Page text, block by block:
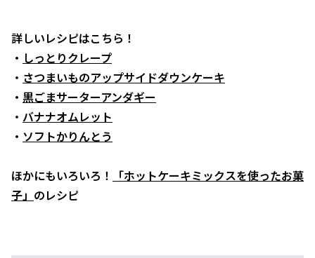
詳しいレシピはこちら！
・ しっとりクレープ
・ さつまいものアップサイドダウンケーキ
・ 黒ごまサーターアンダギー
・ バナナオムレット
・ ソフトかりんとう
ほかにもいろいろ！
「ホットケーキミックスを使ったお菓
子」 のレシピ